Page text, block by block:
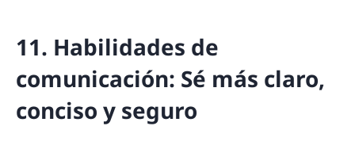
11. Habilidades de
comunicación: Sé más claro,
conciso y seguro